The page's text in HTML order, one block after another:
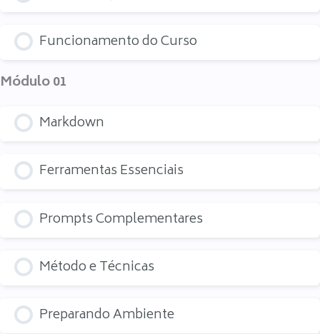
Funcionamento do Curso
Módulo 01
Markdown
Ferramentas Essenciais
Prompts Complementares
Método e Técnicas
Preparando Ambiente